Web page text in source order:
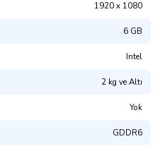
1920 x 1080
6 GB
Intel
2 kg ve Altı
Yok
GDDR6